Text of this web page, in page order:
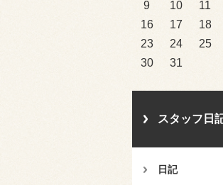
9 10 11
16
17 18
23
24 25
30
31
スタッフ日
日記